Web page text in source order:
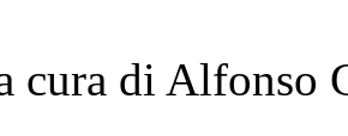
cura di Alfonso